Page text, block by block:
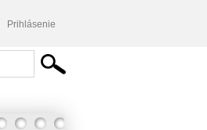
Prihlásenie